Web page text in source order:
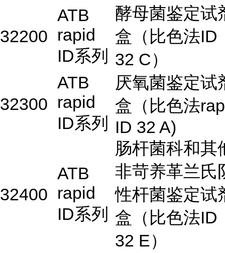
32200
ATB
rapid
ID系列
酵母菌鉴定试
盒（比色法ID
32 C）
32300
ATB
rapid
ID系列
厌氧菌鉴定试
盒（比色法
ID 32 A)
32400
ATB
rapid
ID系列
肠杆菌科和其
非苛养革兰氏
性杆菌鉴定试
盒（比色法ID
32 E）